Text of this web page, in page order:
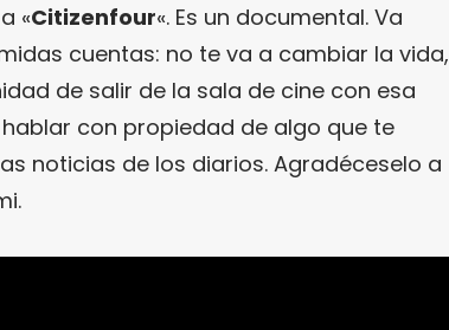
«Citizenfour«. Es un documental. Va
cuentas: no te va a cambiar la vida,
de salir de la sala de cine con esa
con propiedad de algo que te
noticias de los diarios. Agradéceselo a